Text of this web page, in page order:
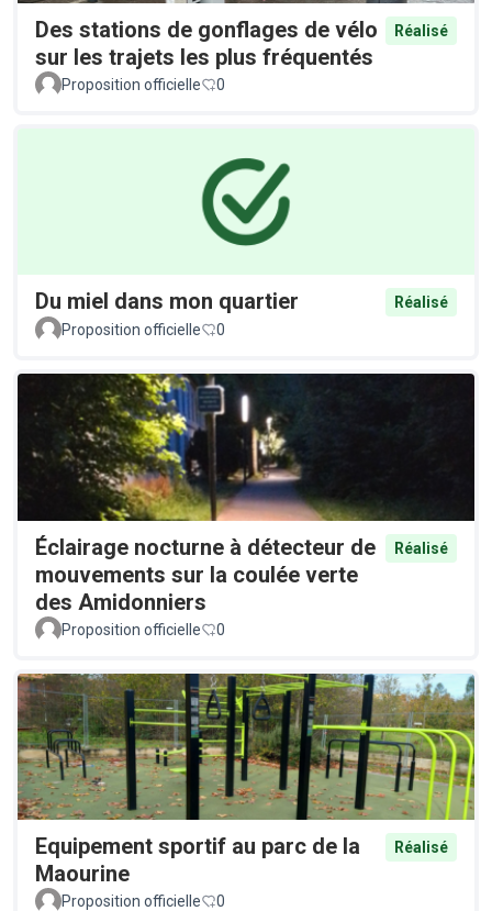
Des stations de gonflages de vélo
sur les trajets les plus fréquentés
Réalisé
Proposition officielle 0
Du miel dans mon quartier
Réalisé
Proposition officielle
0
Éclairage nocturne à détecteur de
mouvements sur la coulée verte
des Amidonniers
Réalisé
Proposition officielle 0
Equipement sportif au parc de la
Maourine
Réalisé
Proposition officielle 0